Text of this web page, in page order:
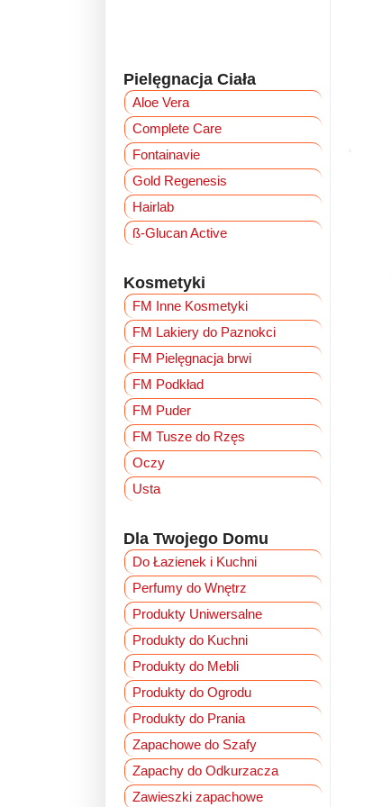
Pielęgnacja Ciała
Aloe Vera
Complete Care
Fontainavie
Gold Regenesis
Hairlab
ß-Glucan Active
Kosmetyki
FM Inne Kosmetyki
FM Lakiery do Paznokci
FM Pielęgnacja brwi
FM Podkład
FM Puder
FM Tusze do Rzęs
Oczy
Usta
Dla Twojego Domu
Do Łazienek i Kuchni
Perfumy do Wnętrz
Produkty Uniwersalne
Produkty do Kuchni
Produkty do Mebli
Produkty do Ogrodu
Produkty do Prania
Zapachowe do Szafy
Zapachy do Odkurzacza
Zawieszki zapachowe